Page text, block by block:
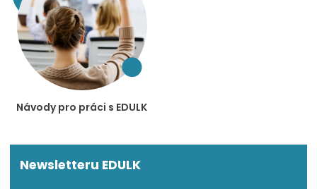
Návody pro práci s EDULK
Newsletteru EDULK